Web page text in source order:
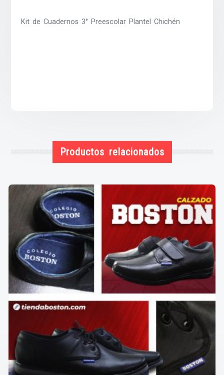
Kit de Cuadernos 3° Preescolar Plantel Chichén
Productos relacionados